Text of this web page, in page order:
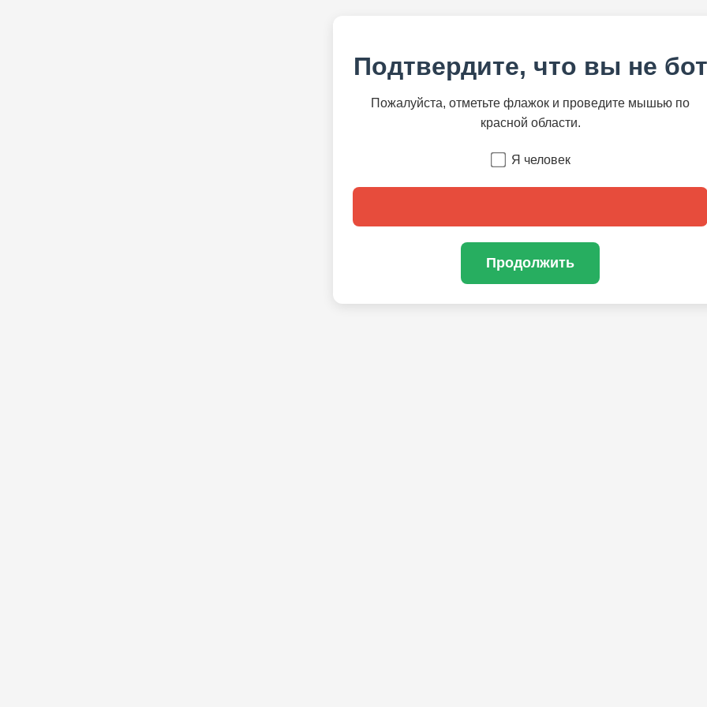
Подтвердите, что вы не бот
Пожалуйста, отметьте флажок и проведите мышью по
красной области.
Я человек
Продолжить